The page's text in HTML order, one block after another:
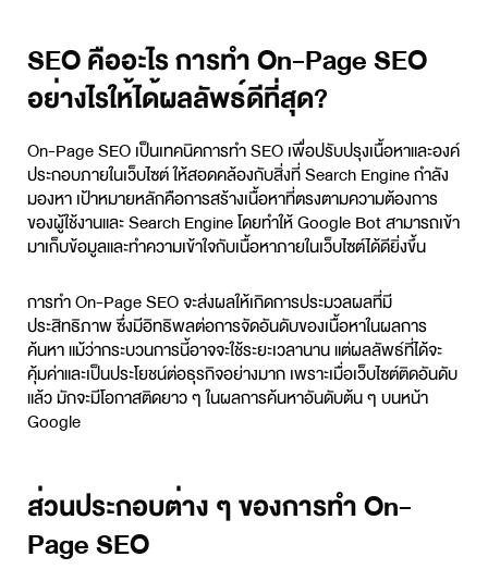
SEO คืออะไร การทำ On-Page SEO
อย่างไรให้ได้ผลลัพธ์ดีที่สุด?
On-Page SEO เป็นเทคนิคการทำ SEO เพื่อปรับปรุงเนื้อหาและองค์
ประกอบภายในเว็บไซต์ ให้สอดคล้องกับสิ่งที่ Search Engine กำลัง
มองหา เป้าหมายหลักคือการสร้างเนื้อหาที่ตรงตามความต้องการ
ของผู้ใช้งานและ Search Engine โดยทำให้ Google Bot สามารถเข้า
มาเก็บข้อมูลและทำความเข้าใจกับเนื้อหาภายในเว็บไซต์ได้ดียิ่งขึ้น
การทำ On-Page SEO จะส่งผลให้เกิดการประมวลผลที่มี
ประสิทธิภาพ ซึ่งมีอิทธิพลต่อการจัดอันดับของเนื้อหาในผลการ
ค้นหา แม้ว่ากระบวนการนี้อาจจะใช้ระยะเวลานาน แต่ผลลัพธ์ที่ได้จะ
คุ้มค่าและเป็นประโยชน์ต่อธุรกิจอย่างมาก เพราะเมื่อเว็บไซต์ติดอันดับ
แล้ว มักจะมีโอกาสติดยาว ๆ ในผลการค้นหาอันดับต้น ๆ บนหน้า
Google
ส่วนประกอบต่าง ๆ ของการทำ On-
Page SEO